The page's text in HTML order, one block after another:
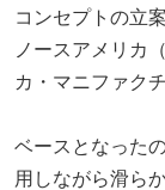
コンセプトの立
ノースアメリカ
カ・マニファク
ベースとなった
用しながら滑ら